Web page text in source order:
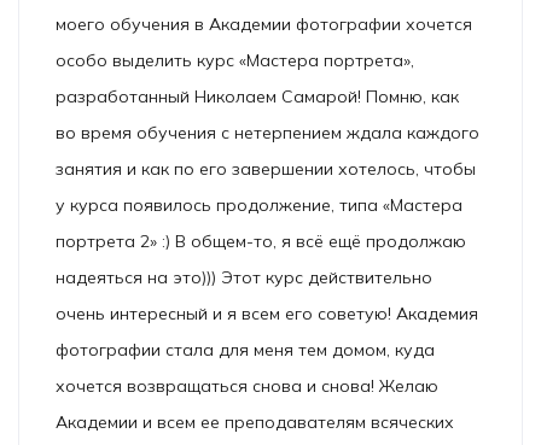
моего обучения в Академии фотографии хочется
особо выделить курс «Мастера портрета»,
разработанный Николаем Самарой! Помню, как
во время обучения с нетерпением ждала каждого
занятия и как по его завершении хотелось, чтобы
у курса появилось продолжение, типа «Мастера
портрета 2» :) В общем-то, я всё ещё продолжаю
надеяться на это))) Этот курс действительно
очень интересный и я всем его советую! Академия
фотографии стала для меня тем домом, куда
хочется возвращаться снова и снова! Желаю
Академии и всем ее преподавателям всяческих